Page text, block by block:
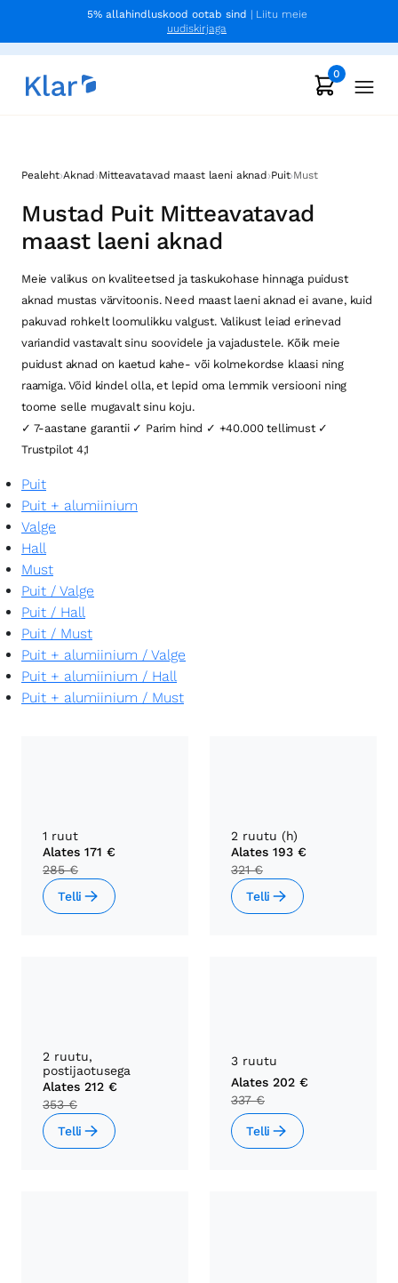
5% allahindluskood ootab sind | Liitu meie
uudiskirjaga
0
Pealeht›Aknad ›Mitteavatavad maast laeni aknad ›Puit›Must
Mustad Puit Mitteavatavad
maast laeni aknad
Meie valikus on kvaliteetsed ja taskukohase hinnaga puidust
aknad mustas värvitoonis. Need maast laeni aknad ei avane, kuid
pakuvad rohkelt loomulikku valgust. Valikust leiad erinevad
variandid vastavalt sinu soovidele ja vajadustele. Kõik meie
puidust aknad on kaetud kahe- või kolmekordse klaasi ning
raamiga. Võid kindel olla, et lepid oma lemmik versiooni ning
toome selle mugavalt sinu koju.
✓ 7-aastane garantii ✓ Parim hind ✓ +40.000 tellimust ✓
Trustpilot 4,1
Puit
Puit + alumiinium
Valge
Hall
Must
Puit / Valge
Puit / Hall
Puit / Must
Puit + alumiinium / Valge
Puit + alumiinium / Hall
Puit + alumiinium / Must
1 ruut
Alates 171 €
285 €
Telli
2 ruutu (h)
Alates 193 €
321 €
Telli
2 ruutu,
postijaotusega
Alates 212 €
353 €
Telli
3 ruutu
Alates 202 €
337 €
Telli